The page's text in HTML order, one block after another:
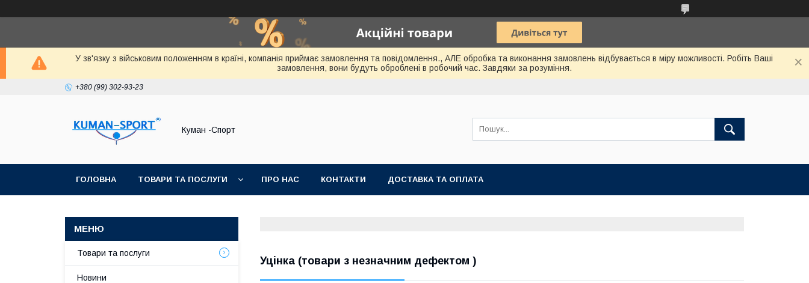
У зв'язку з військовим положенням в країні, компанія приймає замовлення та повідомлення., АЛЕ обробка та виконання замовлень відбувається в міру можливості. Робіть Ваші
замовлення, вони будуть оброблені в робочий час. Завдяки за розуміння.
+380 (99) 302-93-23
Куман -Спорт
ГОЛОВНА ТОВАРИ ТА ПОСЛУГИ ПРО НАС КОНТАКТИ ДОСТАВКА ТА ОПЛАТА
Уцінка (товари з незначним дефектом )
Товари та послуги
Новини